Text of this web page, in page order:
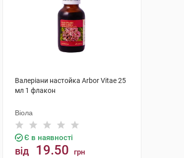
Валеріани настойка Arbor Vitae 25
мл 1 флакон
Віола
Є в наявності
від 19.50 грн